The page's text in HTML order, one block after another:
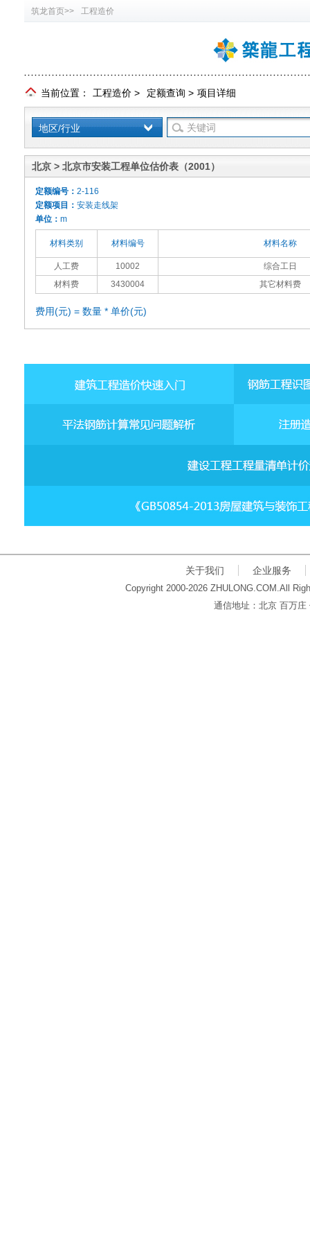
筑龙首页>> 工程造价
当前位置： 工程造价 > 定额查询 > 项目详细
地区/行业
北京 > 北京市安装工程单位估价表（2001）
定额编号： 2-116
定额项目： 安装走线架
单位： m
材料类别 材料编号 材料名称
人工费 10002
综合工日
材料费
3430004 其它材料费
费用(元) = 数量 * 单价(元)
关于我们 企业服务
Copyright 2000-2026 ZHULONG.COM.All
通信地址：北京 百万